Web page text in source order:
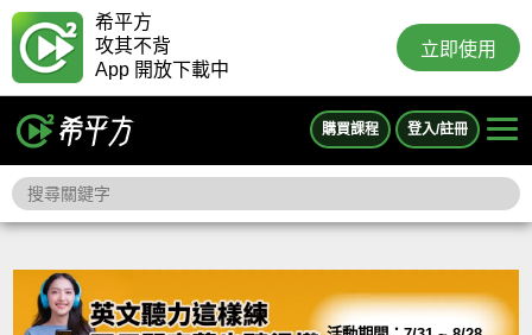
希平方
攻其不背
App 開放下載中
立即使用
購買課程 登入/註冊